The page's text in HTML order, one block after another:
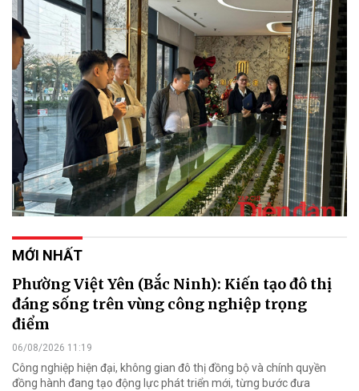
MỚI NHẤT
Phường Việt Yên (Bắc Ninh): Kiến tạo đô thị
đáng sống trên vùng công nghiệp trọng
điểm
06/08/2026 11:19
Công nghiệp hiện đại, không gian đô thị đồng bộ và chính quyền
đồng hành đang tạo động lực phát triển mới, từng bước đưa